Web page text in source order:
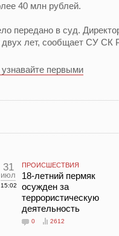
40 млн рублей.
передано в суд.
лет, сообщает СУ СК
первыми
31
июл
15:02
ПРОИСШЕСТВИЯ
18-летний пермяк
осужден за
террористическую
деятельность
0 2612